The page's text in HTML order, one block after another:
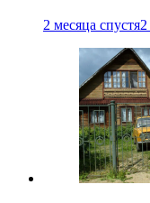
2 месяца спустя